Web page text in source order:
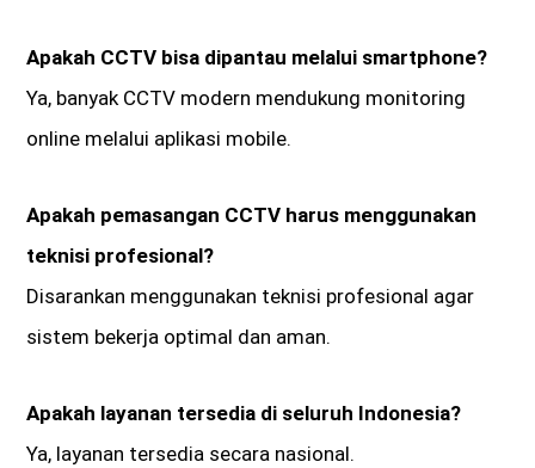
Apakah CCTV bisa dipantau melalui smartphone?
Ya, banyak CCTV modern mendukung monitoring
online melalui aplikasi mobile.
Apakah pemasangan CCTV harus menggunakan
teknisi profesional?
Disarankan menggunakan teknisi profesional agar
sistem bekerja optimal dan aman.
Apakah layanan tersedia di seluruh Indonesia?
Ya, layanan tersedia secara nasional.